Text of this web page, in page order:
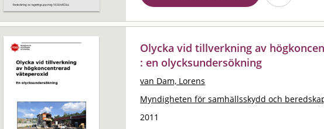
Olycka vid tillverkning av
: en olycksundersökning
van Dam, Lorens
Myndigheten för samhällsskydd och
2011